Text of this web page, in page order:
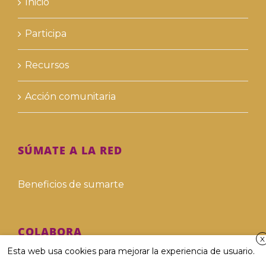
Inicio
Participa
Recursos
Acción comunitaria
SÚMATE A LA RED
Beneficios de sumarte
COLABORA
X
Esta web usa cookies para mejorar la experiencia de usuario.